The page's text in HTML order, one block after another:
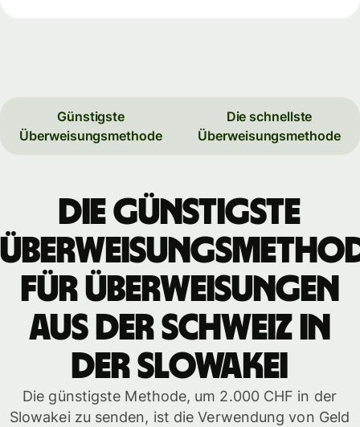
Günstigste
Überweisungsmethode
Die schnellste
Überweisungsmethode
Die günstigste
für Überweisungen
aus der Schweiz in
der Slowakei
Die günstigste Methode, um 2.000 CHF in der
Slowakei zu senden, ist die Verwendung von Geld